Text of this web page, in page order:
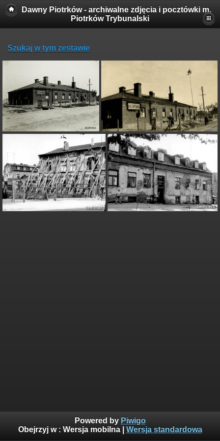
Dawny Piotrków - archiwalne zdjęcia i pocztówki m.
Piotrków Trybunalski
Szukaj w tym zestawie
Powered by Piwigo
Obejrzyj w : Wersja mobilna| Wersja standardowa